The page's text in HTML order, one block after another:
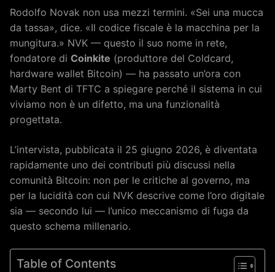
Rodolfo Novak non usa mezzi termini. «Sei una mucca
da tassa», dice. «Il codice fiscale è la macchina per la
mungitura.» NVK — questo il suo nome in rete,
fondatore di Coinkite (produttore del Coldcard,
hardware wallet Bitcoin) — ha passato un’ora con
Marty Bent di TFTC a spiegare perché il sistema in cui
viviamo non è un difetto, ma una funzionalità
progettata.
L’intervista, pubblicata il 25 giugno 2026, è diventata
rapidamente uno dei contributi più discussi nella
comunità Bitcoin: non per le critiche al governo, ma
per la lucidità con cui NVK descrive come l’oro digitale
sia — secondo lui — l’unico meccanismo di fuga da
questo schema millenario.
Table of Contents